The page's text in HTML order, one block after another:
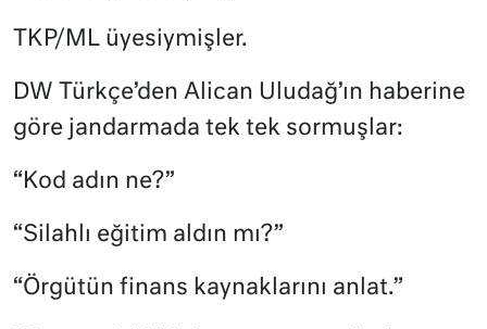
TKP/ML üyesiymişler.
DW Türkçe’den Alican Uludağ’ın haberine
göre jandarmada tek tek sormuşlar:
“Kod adın ne?”
“Silahlı eğitim aldın mı?”
“Örgütün finans kaynaklarını anlat.”